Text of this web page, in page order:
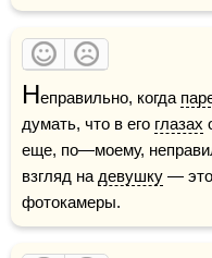
Неправильно, когда
думать, что в его глазах
еще, по—моему,
взгляд на девушку — это
фотокамеры.